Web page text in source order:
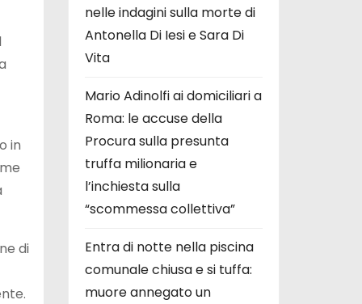
in
di
nelle indagini sulla morte di
Antonella Di Iesi e Sara Di
Vita
Mario Adinolfi ai domiciliari a
Roma: le accuse della
Procura sulla presunta
truffa milionaria e
l’inchiesta sulla
“scommessa collettiva”
Entra di notte nella piscina
comunale chiusa e si tuffa:
muore annegato un